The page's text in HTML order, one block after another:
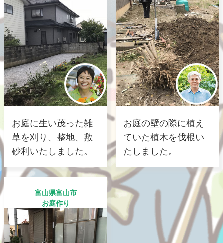
お庭に生い茂った雑
草を刈り、整地、敷
砂利いたしました。
お庭の壁の際に植え
ていた植木を伐根い
たしました。
富山県富山市
お庭作り